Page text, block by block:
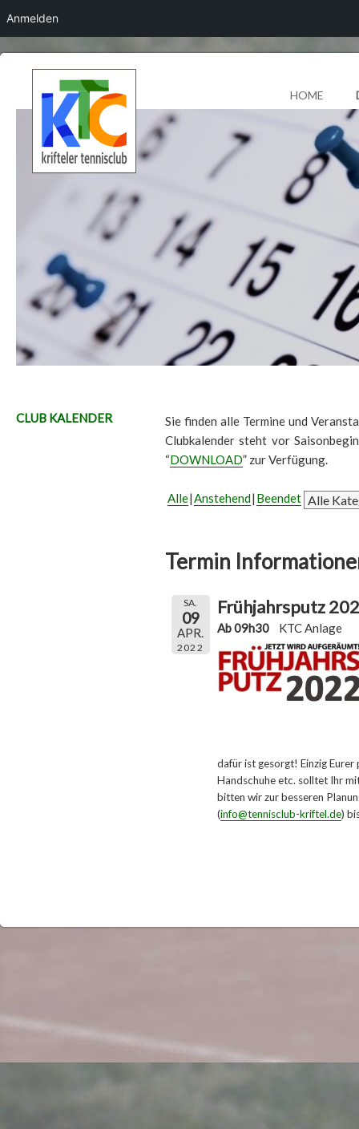
HOME
CLUB KALENDER
Sie finden alle Termine und
Clubkalender steht vor
“DOWNLOAD” zur Verfügung.
Alle Anstehend Beendet
Termin
SA.
09
APR.
2022
Frühjahrsputz
Ab 09h30 KTC Anlage
dafür ist gesorgt! Einzig Eurer
Handschuhe etc. solltet Ihr
bitten wir zur besseren
(info@tennisclub-kriftel.de)
Anmelden